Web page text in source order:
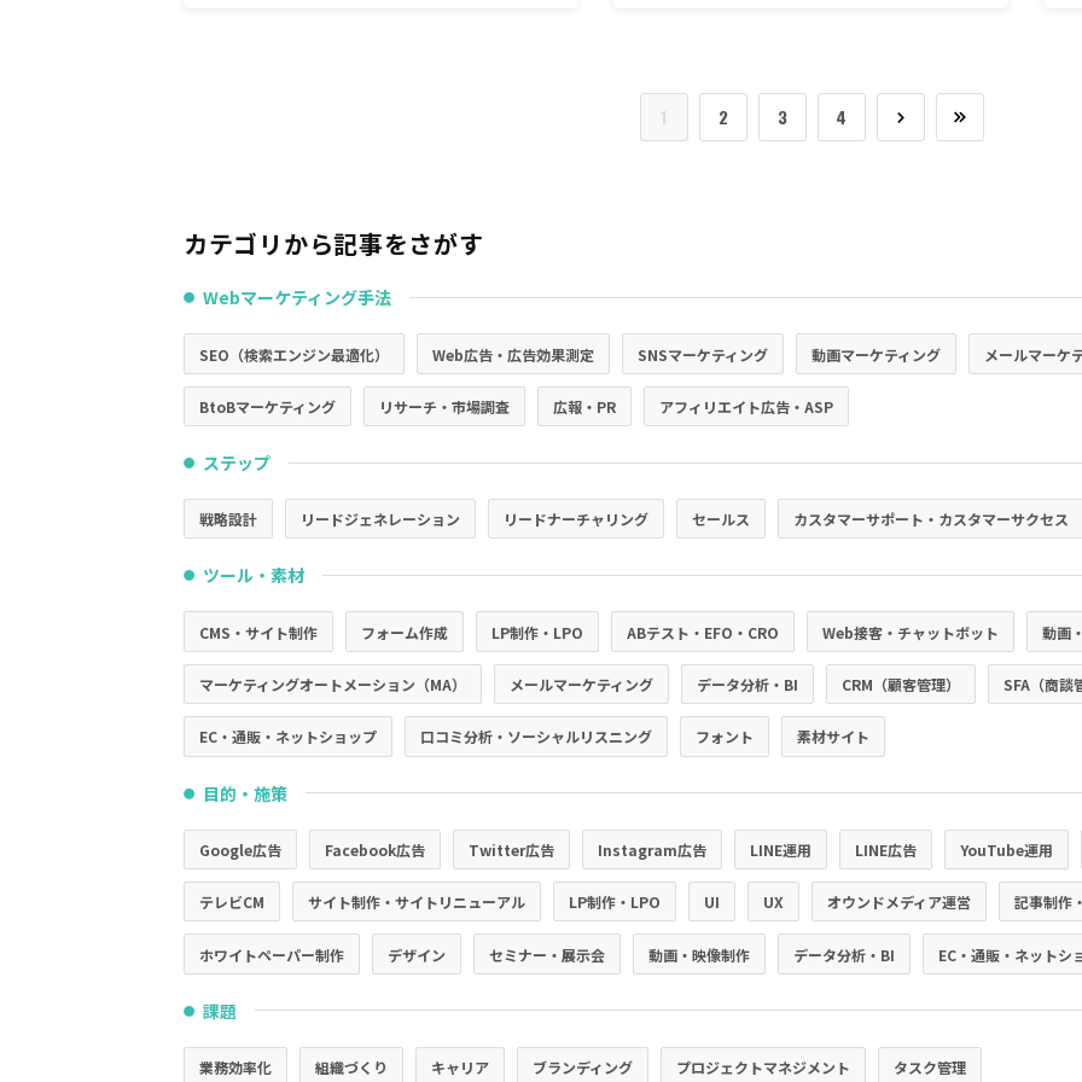
1 2 3 4
カテゴリから記事をさがす
● Webマーケティング手法
SEO（検索エンジン最適化） Web広告・広告効果測定 SNSマーケティング 動画マーケティング メールマーケ
BtoBマーケティング リサーチ・市場調査 広報・PR アフィリエイト広告・ASP
● ステップ
戦略設計 リードジェネレーション リードナーチャリング セールス カスタマーサポート・カスタマーサクセス
● ツール・素材
CMS・サイト制作 フォーム作成 LP制作・LPO ABテスト・EFO・CRO Web接客・チャットボット 動画
マーケティングオートメーション（MA） メールマーケティング データ分析・BI CRM（顧客管理） SFA（商談
EC・通販・ネットショップ 口コミ分析・ソーシャルリスニング フォント 素材サイト
● 目的・施策
Google広告 Facebook広告 Twitter広告 Instagram広告 LINE運用 LINE広告 YouTube運用
テレビCM サイト制作・サイトリニューアル LP制作・LPO UI UX オウンドメディア運営 記事制作
ホワイトペーパー制作 デザイン セミナー・展示会 動画・映像制作 データ分析・BI EC・通販・ネットシ
● 課題
業務効率化 組織づくり キャリア ブランディング プロジェクトマネジメント タスク管理